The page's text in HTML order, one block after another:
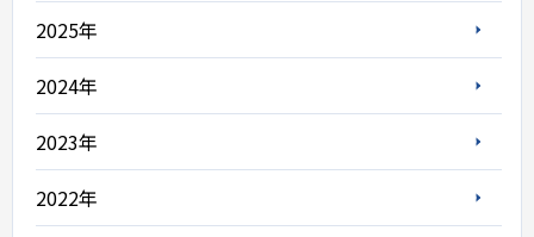
2025年
2024年
2023年
2022年